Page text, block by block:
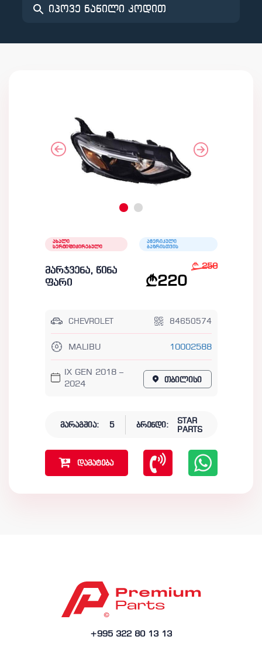
ახალი
სერტიფიცირებული
ამერიკული
ბაზრისთვის
მარჯვენა, წინა
ფარი
220
250
CHEVROLET 84650574
MALIBU 10002588
IX GEN 2018 –
2024
თბილისი
მარაგშია: 5 ბრენდი:
STAR
PARTS
დამატება
+995 322 80 13 13